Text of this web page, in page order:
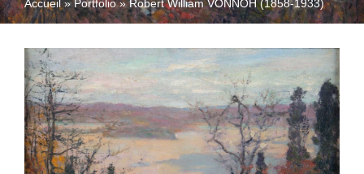
QUI SOMMES-NOUS
Accueil»Portfolio»Robert William VONNOH (1858-1933)